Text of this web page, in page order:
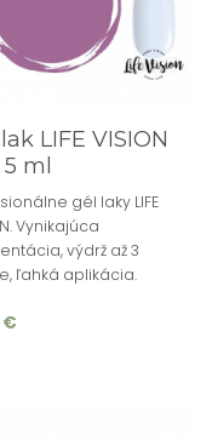
LIFE VISION
ml
gél laky LIFE
Vynikajúca
výdrž až 3
ľahká aplikácia.
€